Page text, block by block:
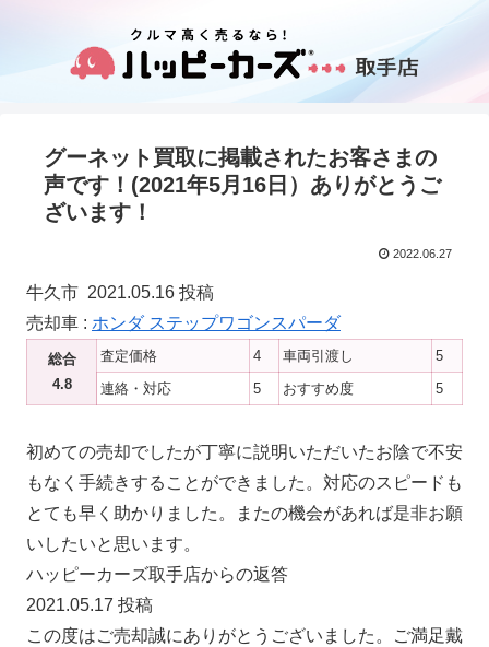
グーネット買取に掲載されたお客さまの
声です！(2021年5月16日）ありがとうご
ざいます！
2022.06.27
牛久市 2021.05.16 投稿
売却車 : ホンダ ステップワゴンスパーダ
総合
4.8
査定価格 4 車両引渡し
5
連絡・対応
5 おすすめ度 5
初めての売却でしたが丁寧に説明いただいたお陰で不安
もなく手続きすることができました。対応のスピードも
とても早く助かりました。またの機会があれば是非お願
いしたいと思います。
ハッピーカーズ取手店からの返答
2021.05.17 投稿
この度はご売却誠にありがとうございました。ご満足戴